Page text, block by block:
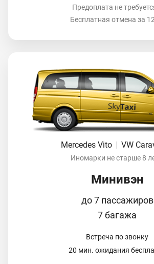
Предоплата не
Бесплатная отмена за
Mercedes Vito VW
Иномарки не старше 8
Минивэн
до 7 пассажиров
7 багажа
Встреча по звонку
20 мин. ожидания